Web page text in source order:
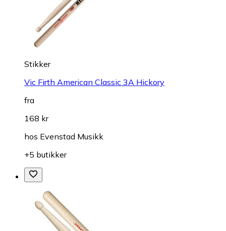
Stikker
Vic Firth American Classic 3A Hickory
fra
168 kr
hos Evenstad Musikk
+5 butikker